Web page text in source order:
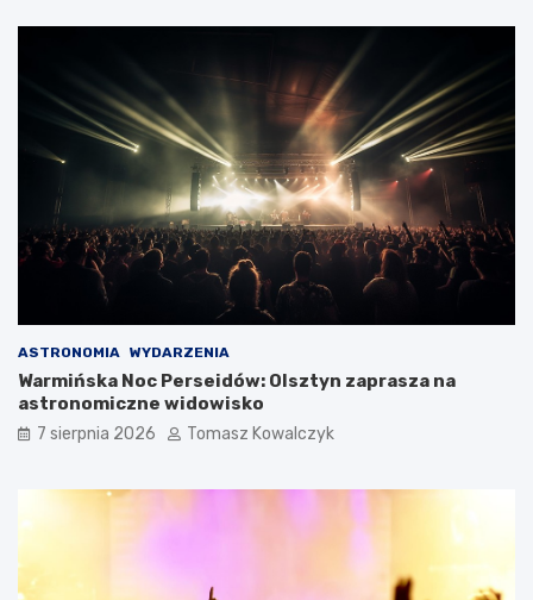
ASTRONOMIA WYDARZENIA
Warmińska Noc Perseidów: Olsztyn zaprasza na
astronomiczne widowisko
7 sierpnia 2026 Tomasz Kowalczyk